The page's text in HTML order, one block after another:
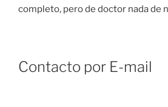
completo, pero de doctor nada de
Contacto por E-mail